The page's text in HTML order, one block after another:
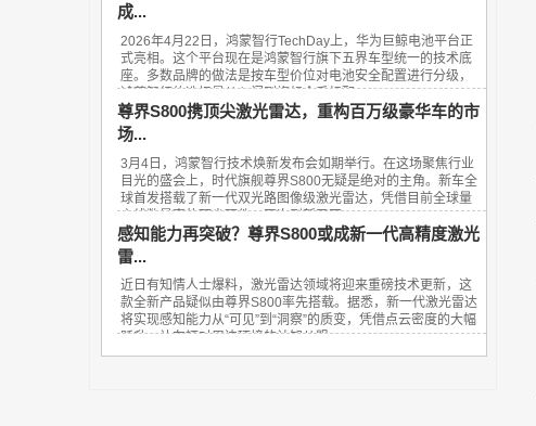
成...
2026年4月22日，鸿蒙智行TechDay上，华为巨鲸电池平台正
式亮相。这个平台现在是鸿蒙智行旗下五界车型统一的技术底
座。多数品牌的做法是按车型价位对电池安全配置进行分级，
鸿蒙智行的选择是从入门到旗舰全系标配...
尊界S800携顶尖激光雷达，重构百万级豪华车的市
场...
3月4日，鸿蒙智行技术焕新发布会如期举行。在这场聚焦行业
目光的盛会上，时代旗舰尊界S800无疑是绝对的主角。新车全
球首发搭载了新一代双光路图像级激光雷达，凭借目前全球量
产线数最高的顶尖硬件，再次刷新了百...
感知能力再突破？尊界S800或成新一代高精度激光
雷...
近日有知情人士爆料，激光雷达领域将迎来重磅技术更新，这
款全新产品疑似由尊界S800率先搭载。据悉，新一代激光雷达
将实现感知能力从“可见”到“洞察”的质变，凭借点云密度的大幅
跃升，让车辆对周边环境的认知从粗...